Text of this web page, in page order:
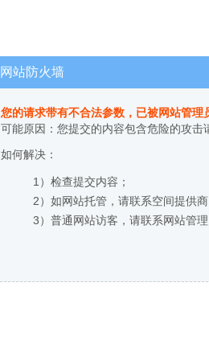
网站防火墙
您的请求带有不合法参数，已被网站管理
可能原因：您提交的内容包含危险的攻击
如何解决：
1）检查提交内容；
2）如网站托管，请联系空间提供商
3）普通网站访客，请联系网站管理